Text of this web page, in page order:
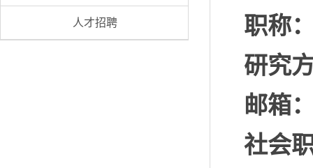
人才招聘
职称
研究
邮箱
社会